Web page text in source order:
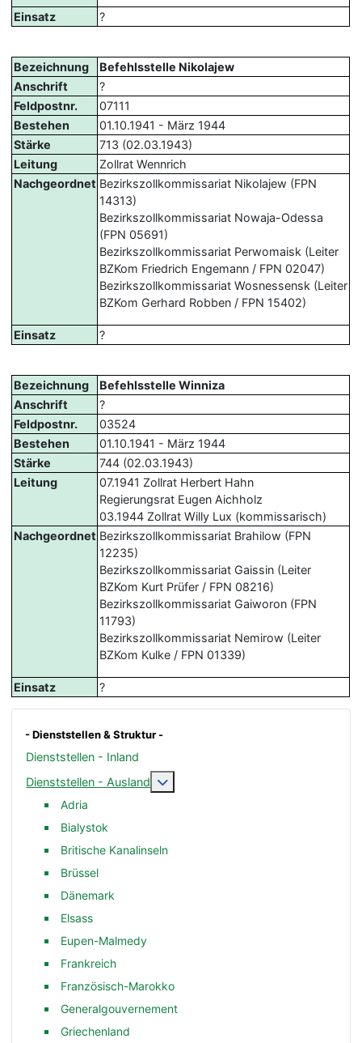
- Dienststellen & Struktur -
Dienststellen - Inland
Dienststellen - Ausland
Weitere Informationen:
Adria
Bialystok
Britische Kanalinseln
Brüssel
Dänemark
Elsass
Eupen-Malmedy
Frankreich
Französisch-Marokko
Generalgouvernement
Griechenland
Einsatz ?
Bezeichnung
Befehlsstelle Nikolajew
Anschrift
?
Feldpostnr.
07111
Bestehen
01.10.1941 - März 1944
Stärke
713 (02.03.1943)
Leitung
Zollrat Wennrich
Nachgeordnet Bezirkszollkommissariat Nikolajew (FPN
14313)
Bezirkszollkommissariat Nowaja-Odessa
(FPN 05691)
Bezirkszollkommissariat Perwomaisk (Leiter
BZKom Friedrich Engemann / FPN 02047)
Bezirkszollkommissariat Wosnessensk (Leiter
BZKom Gerhard Robben / FPN 15402)
Einsatz ?
Bezeichnung
Befehlsstelle Winniza
Anschrift
?
Feldpostnr.
03524
Bestehen
01.10.1941 - März 1944
Stärke
744 (02.03.1943)
Leitung
07.1941 Zollrat Herbert Hahn
Regierungsrat Eugen Aichholz
03.1944 Zollrat Willy Lux (kommissarisch)
Nachgeordnet Bezirkszollkommissariat Brahilow (FPN
12235)
Bezirkszollkommissariat Gaissin (Leiter
BZKom Kurt Prüfer / FPN 08216)
Bezirkszollkommissariat Gaiworon (FPN
11793)
Bezirkszollkommissariat Nemirow (Leiter
BZKom Kulke / FPN 01339)
Einsatz ?